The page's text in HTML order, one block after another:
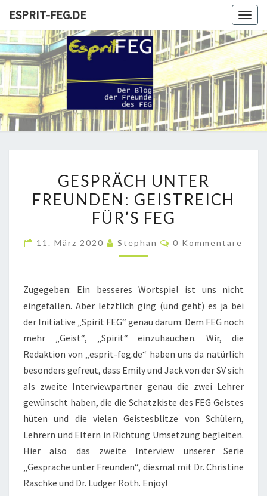
content
ESPRIT-FEG.DE
ESPRIT-
FEG.DE
Der Blog
Der
Freunde
Und
Förderer
UNTER
FREUNDEN:
GEISTREICH
FEG
GESPRÄCH UNTER
FREUNDEN: GEISTREICH
FÜR’S FEG
11. März 2020 Stephan Kommentare
0 Kommentare
Zugegeben: Ein besseres Wortspiel ist uns nicht
eingefallen. Aber letztlich ging (und geht) es ja bei
der Initiative „Spirit FEG“ genau darum: Dem FEG noch
mehr „Geist“, „Spirit“ einzuhauchen. Wir, die
Redaktion von „esprit-feg.de“ haben uns da natürlich
besonders gefreut, dass Emily und Jack von der SV sich
als zweite Interviewpartner genau die zwei Lehrer
gewünscht haben, die die Schatzkiste des FEG Geistes
hüten und die vielen Geistesblitze von Schülern,
Lehrern und Eltern in Richtung Umsetzung begleiten.
Hier also das zweite Interview unserer Serie
„Gespräche unter Freunden“, diesmal mit Dr. Christine
Raschke und Dr. Ludger Roth. Enjoy!